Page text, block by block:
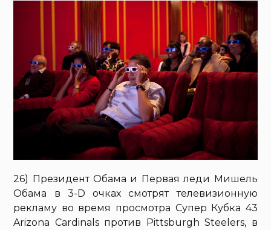
26) Президент Обама и Первая леди Мишель
Обама в 3-D очках смотрят телевизионную
рекламу во время просмотра Супер Кубка 43
Arizona Cardinals против Pittsburgh Steelers, в